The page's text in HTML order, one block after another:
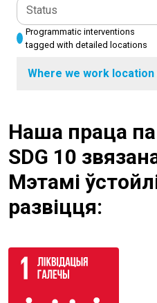
Status
Programmatic interventions
tagged with detailed locations
Where we work location
Наша праца па
SDG 10
Мэтамі
развіцця: